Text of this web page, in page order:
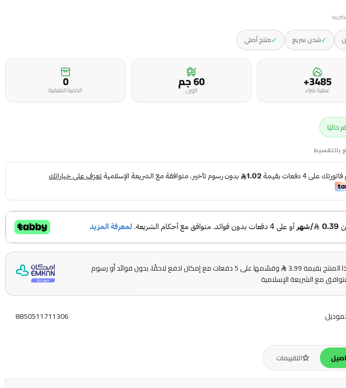
✓شحن سريع ✓منتج أصلي
3485+
عملية شراء 60 جمالوزن 0
الكمية المتبقية
حاليًا
بالتقسيط
بقيمة 3.99
وقسّمها على 5 دفعات مع إمكان ادفع لاحقًا، بدون فوائد أو رسوم
مع الشريعة الإسلامية
8850511711306
التقييمات